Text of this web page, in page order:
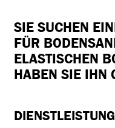
SIE SUCHEN
FÜR
ELASTISCHEN
HABEN SIE IHN